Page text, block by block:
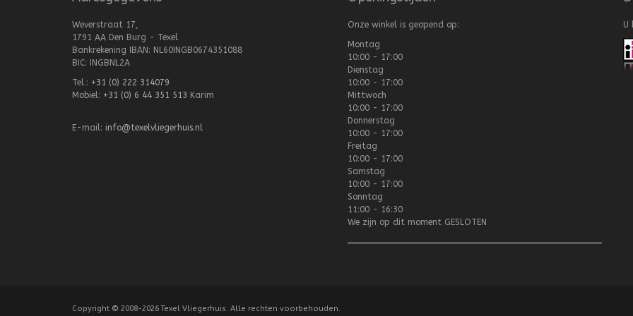
Weverstraat 17,
1791 AA Den Burg - Texel
Bankrekening IBAN: NL60INGB0674351088
BIC: INGBNL2A
Tel.: +31 (0) 222 314079
Mobiel: +31 (0) 6 44 351 513 Karim
E-mail: info@texelvliegerhuis.nl
Onze winkel is geopend op:
Montag
10:00 - 17:00
Dienstag
10:00 - 17:00
Mittwoch
10:00 - 17:00
Donnerstag
10:00 - 17:00
Freitag
10:00 - 17:00
Samstag
10:00 - 17:00
Sonntag
11:00 - 16:30
We zijn op dit moment GESLOTEN
U
Copyright © 2008-2026 Texel Vliegerhuis. Alle rechten voorbehouden.